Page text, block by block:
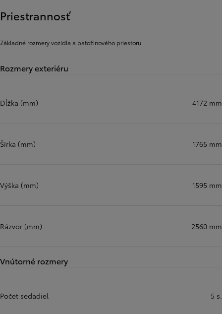
Priestrannosť
Základné rozmery vozidla a batožinového priestoru
Rozmery exteriéru
Dĺžka (mm) 4172 mm
Šírka (mm) 1765 mm
Výška (mm) 1595 mm
Rázvor (mm) 2560 mm
Vnútorné rozmery
Počet sedadiel 5 s.